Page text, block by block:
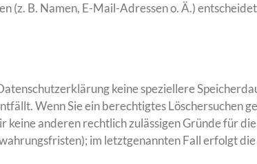
(z. B. Namen, E-Mail-Adressen o. Ä.)
keine speziellere
Wenn Sie ein berechtigtes Löschersuchen
keine anderen rechtlich zulässigen Gründe für
im letztgenannten Fall erfolgt